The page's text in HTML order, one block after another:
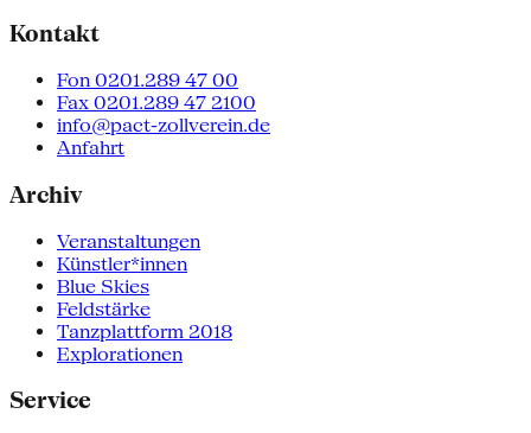
Kontakt
Fon 0201.289 47 00
Fax 0201.289 47 2100
info@pact-zollverein.de
Anfahrt
Archiv
Veranstaltungen
Künstler*innen
Blue Skies
Feldstärke
Tanzplattform 2018
Explorationen
Service